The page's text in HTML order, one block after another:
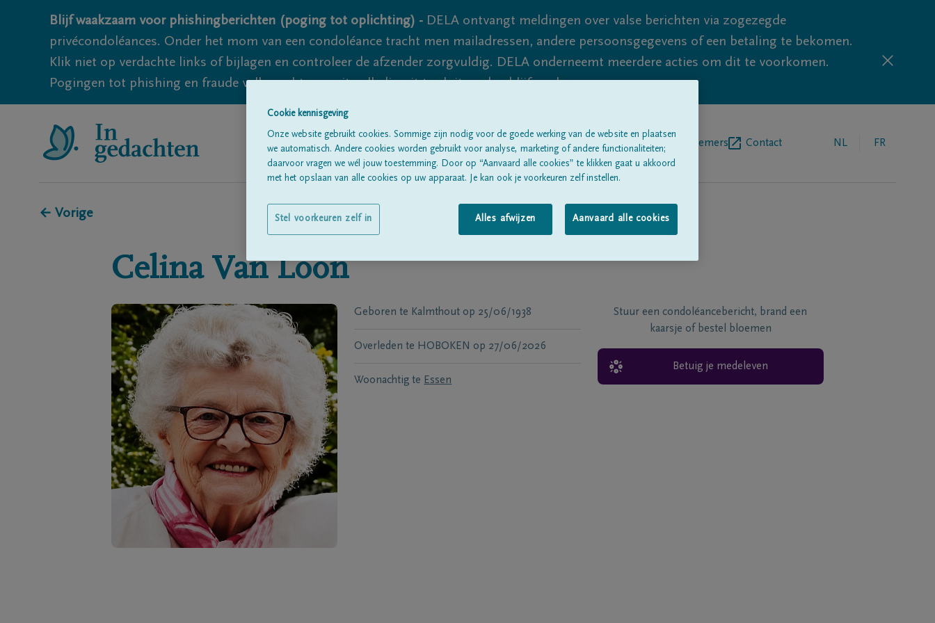
Blijf waakzaam voor phishingberichten (poging tot oplichting) - DELA ontvangt meldingen over valse berichten via zogezegde
privécondoléances. Onder het mom van een condoléance tracht men mailadressen, andere persoonsgegevens of een betaling te bekomen.
Klik niet op verdachte links of bijlagen en controleer de afzender zorgvuldig. DELA onderneemt meerdere acties om dit te voorkomen.
Pogingen tot phishing en fraude vallen echter nooit volledig uit te sluiten, dus blijf waakzaam.
Alle rouwberichten Over ons Begrafenisondernemers Contact NL FR
← Vorige
Celina Van Loon
Geboren te Kalmthout op 25/06/1938
Overleden te HOBOKEN op 27/06/2026
Woonachtig te Essen
Stuur een condoléancebericht, brand een
kaarsje of bestel bloemen
Betuig je medeleven
Cookie kennisgeving
Onze website gebruikt cookies. Sommige zijn nodig voor de goede werking van de website en plaatsen
we automatisch. Andere cookies worden gebruikt voor analyse, marketing of andere functionaliteiten;
daarvoor vragen we wél jouw toestemming. Door op “Aanvaard alle cookies” te klikken gaat u akkoord
met het opslaan van alle cookies op uw apparaat. Je kan ook je voorkeuren zelf instellen.
Alles afwijzen Aanvaard alle cookies
Stel voorkeuren zelf in